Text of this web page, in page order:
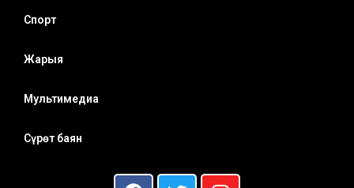
Спорт
Жарыя
Мультимедиа
Сүрөт баян